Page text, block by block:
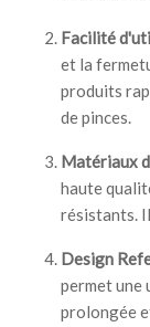
Facilité
et la
produits
de pinces.
Matériaux
haute
résistants.
Design
permet
prolongée